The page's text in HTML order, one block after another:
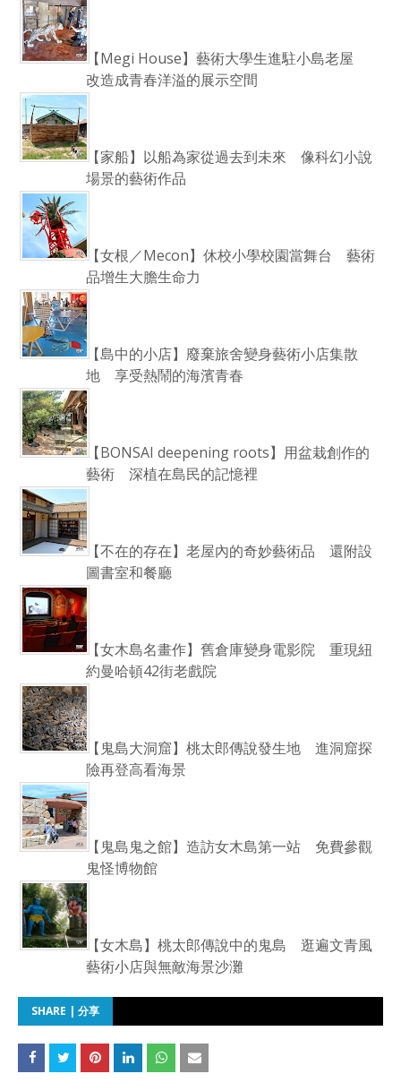
【Megi House】藝術大學生進駐小島老屋
改造成青春洋溢的展示空間
【家船】以船為家從過去到未來 像科幻小說
場景的藝術作品
【女根／Mecon】休校小學校園當舞台 藝術
品增生大膽生命力
【島中的小店】廢棄旅舍變身藝術小店集散
地 享受熱鬧的海濱青春
【BONSAI deepening roots】用盆栽創作的
藝術 深植在島民的記憶裡
【不在的存在】老屋內的奇妙藝術品 還附設
圖書室和餐廳
【女木島名畫作】舊倉庫變身電影院 重現紐
約曼哈頓42街老戲院
【鬼島大洞窟】桃太郎傳說發生地 進洞窟探
險再登高看海景
【鬼島鬼之館】造訪女木島第一站 免費參觀
鬼怪博物館
【女木島】桃太郎傳說中的鬼島 逛遍文青風
藝術小店與無敵海景沙灘
SHARE | 分享